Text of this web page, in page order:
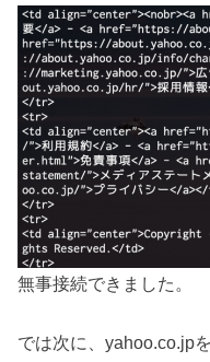
無事接続できました。
では次に、yahoo.co.jp